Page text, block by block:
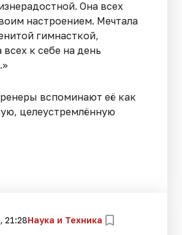
Она всех
настроением. Мечтала
гимнасткой,
всех к себе на день
вспоминают её как
целеустремлённую
21:28Наука и Техника